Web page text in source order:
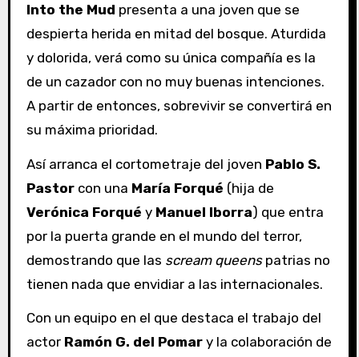
Into the Mud presenta a una joven que se
despierta herida en mitad del bosque. Aturdida
y dolorida, verá como su única compañía es la
de un cazador con no muy buenas intenciones.
A partir de entonces, sobrevivir se convertirá en
su máxima prioridad.
Así arranca el cortometraje del joven Pablo S.
Pastorcon una María Forqué (hija de
Verónica Forqué y Manuel Iborra) que entra
por la puerta grande en el mundo del terror,
demostrando que las scream queenspatrias no
tienen nada que envidiar a las internacionales.
Con un equipo en el que destaca el trabajo del
actor Ramón G. del Pomary la colaboración de